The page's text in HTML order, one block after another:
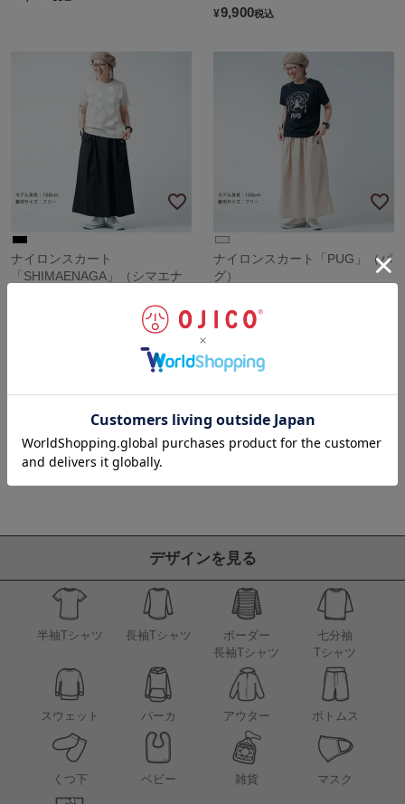
¥9,900税込
ナイロンスカート
「SHIMAENAGA」（シマエナ
ナイロンスカート「PUG」（パ
グ）
新着順 価格が安い順 価格が高い順
6件中 1-6件表示
デザインを見る
半袖Tシャツ 長袖Tシャツ
ボーダー
長袖Tシャツ
七分袖
Tシャツ
スウェット パーカ アウター ボトムス
くつ下 ベビー 雑貨 マスク